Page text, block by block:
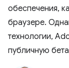
обеспечения,
браузере.
технологии,
публичную